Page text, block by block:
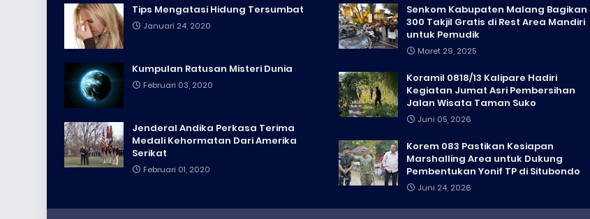
Tips Mengatasi Hidung Tersumbat
Januari 24, 2020
Kumpulan Ratusan Misteri Dunia
Februari 03, 2020
Jenderal Andika Perkasa Terima
Medali Kehormatan Dari Amerika
Serikat
Februari 01, 2020
Senkom Kabupaten Malang Bagikan
300 Takjil Gratis di Rest Area Mandiri
untuk Pemudik
Maret 29, 2025
Koramil 0818/13 Kalipare Hadiri
Kegiatan Jumat Asri Pembersihan
Jalan Wisata Taman Suko
Juni 05, 2026
Korem 083 Pastikan Kesiapan
Marshalling Area untuk Dukung
Pembentukan Yonif TP di Situbondo
Juni 24, 2026